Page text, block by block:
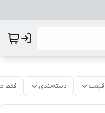
قیمت دسته‌بندی فقط